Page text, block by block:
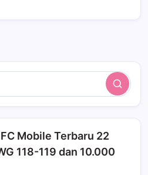
Search
Mobile Terbaru 22
118-119 dan 10.000